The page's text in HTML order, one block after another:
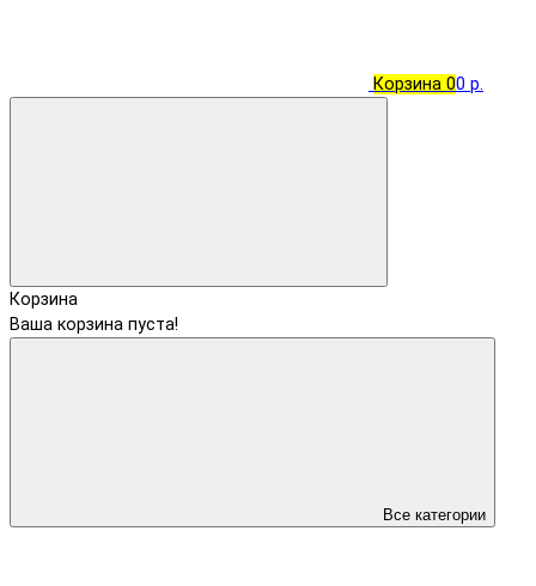
Корзина 00 р.
Корзина
Ваша корзина пуста!
Все категории